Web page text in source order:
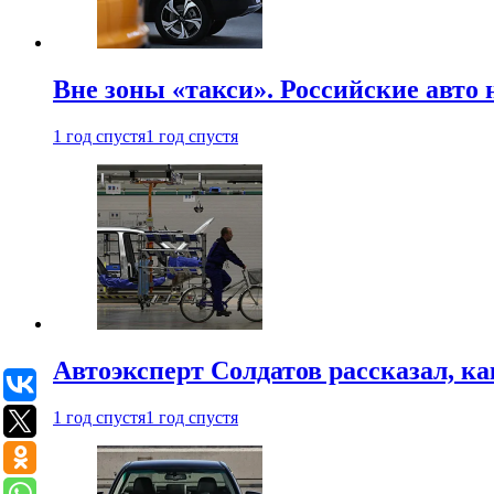
Вне зоны «такси». Российские
1 год спустя1 год спустя
Автоэксперт Солдатов рассказал,
1 год спустя1 год спустя